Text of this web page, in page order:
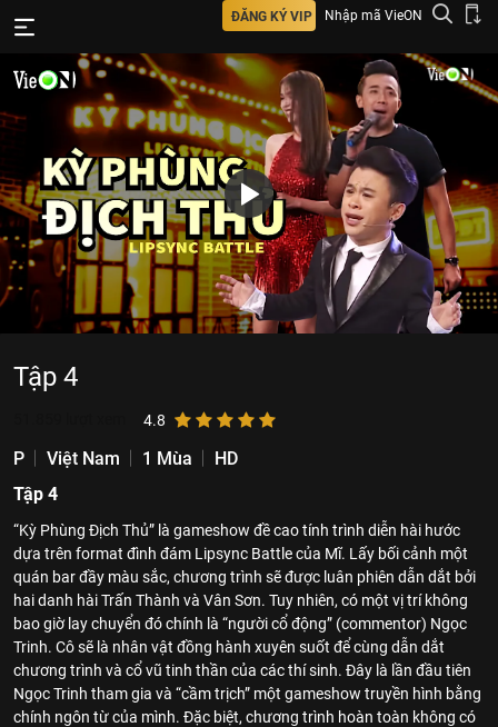
ĐĂNG KÝ VIP Nhập mã VieON
Tập 4
4.8
P Việt Nam 1 Mùa
HD
Tập 4
“Kỳ Phùng Địch Thủ” là gameshow đề cao tính trình diễn hài hước
dựa trên format đình đám Lipsync Battle của Mĩ. Lấy bối cảnh một
quán bar đầy màu sắc, chương trình sẽ được luân phiên dẫn dắt bởi
hai danh hài Trấn Thành và Vân Sơn. Tuy nhiên, có một vị trí không
bao giờ lay chuyển đó chính là “người cổ động” (commentor) Ngọc
Trinh. Cô sẽ là nhân vật đồng hành xuyên suốt để cùng dẫn dắt
chương trình và cổ vũ tinh thần của các thí sinh. Đây là lần đầu tiên
Ngọc Trinh tham gia và “cầm trịch” một gameshow truyền hình bằng
chính ngôn từ của mình. Đặc biệt, chương trình hoàn toàn không có